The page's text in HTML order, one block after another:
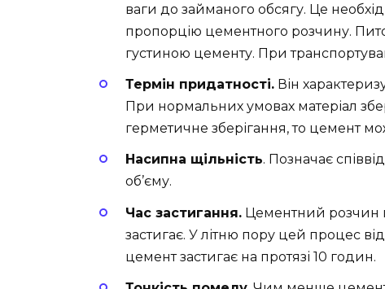
ваги до займаного обсягу. Це
пропорцію цементного розчину.
густиною цементу. При
Термін придатності. Він
При нормальних умовах матеріал
герметичне зберігання, то цемент
Насипна щільність. Позначає
об’єму.
Час застигання. Цементний розчин
застигає. У літню пору цей процес
цемент застигає на протязі 10 годин.